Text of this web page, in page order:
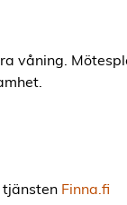
våning.
tjänsten Finna.fi